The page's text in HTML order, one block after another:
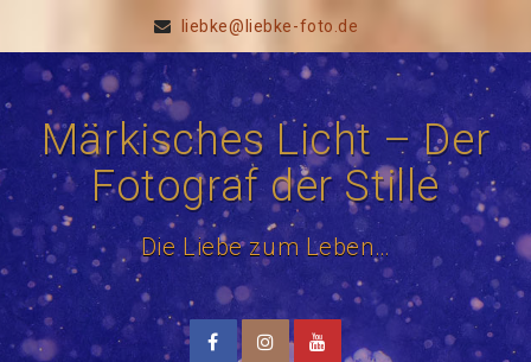
liebke@liebke-foto.de
Märkisches Licht – Der
Fotograf der Stille
Die Liebe zum Leben…